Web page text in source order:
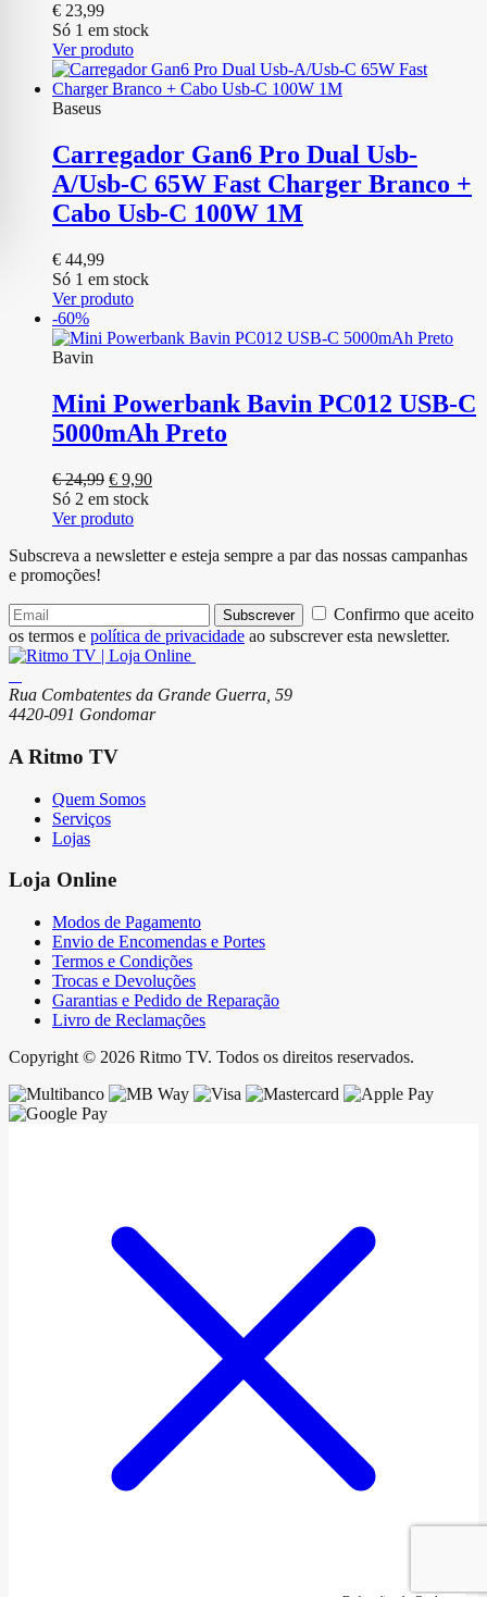
€ 23,99
Só 1 em stock
Ver produto
Baseus
Carregador Gan6 Pro Dual Usb-
A/Usb-C 65W Fast Charger Branco +
Cabo Usb-C 100W 1M
€ 44,99
Só 1 em stock
Ver produto
-60%
Bavin
Mini Powerbank Bavin PC012 USB-C
5000mAh Preto
€24,99 O
preço
original
€ 24,99.
€ 9,90O
€ 9,90.
Só 2 em stock
Ver produto
Subscreva a newsletter e esteja sempre a par das nossas campanhas
e promoções!
Subscrever
Confirmo que aceito
os termos e política de privacidade ao subscrever esta newsletter.
Rua Combatentes da Grande Guerra, 59
4420-091 Gondomar
A Ritmo TV
Quem Somos
Serviços
Lojas
Loja Online
Modos de Pagamento
Envio de Encomendas e Portes
Termos e Condições
Trocas e Devoluções
Garantias e Pedido de Reparação
Livro de Reclamações
Copyright © 2026 Ritmo TV. Todos os direitos reservados.